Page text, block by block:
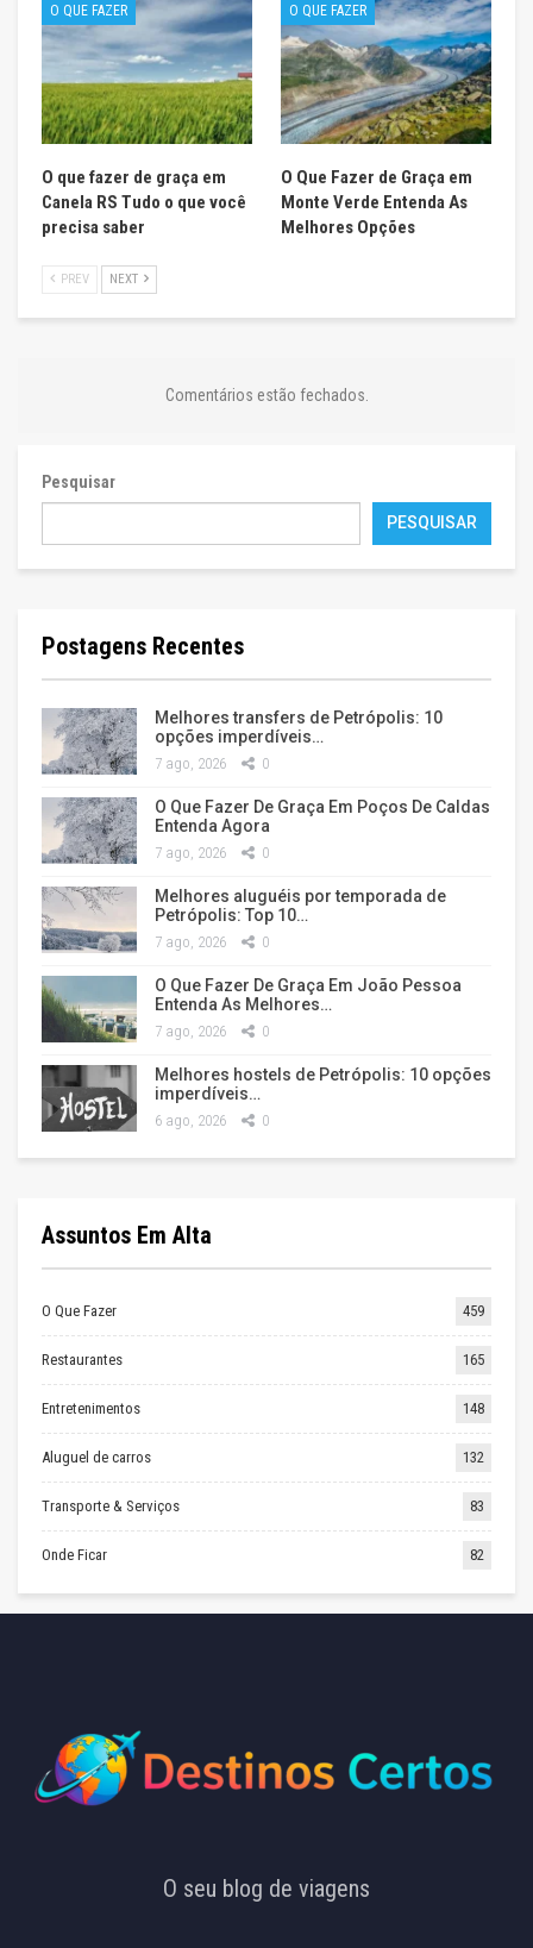
O QUE FAZER
O que fazer de graça em
Canela RS Tudo o que você
precisa saber
O QUE FAZER
O Que Fazer de Graça em
Monte Verde Entenda As
Melhores Opções
PREV NEXT
Comentários estão fechados.
Pesquisar
PESQUISAR
Postagens Recentes
Melhores transfers de Petrópolis: 10
opções imperdíveis…
7 ago, 2026 0
O Que Fazer De Graça Em Poços De Caldas
Entenda Agora
7 ago, 2026 0
Melhores aluguéis por temporada de
Petrópolis: Top 10…
7 ago, 2026 0
O Que Fazer De Graça Em João Pessoa
Entenda As Melhores…
7 ago, 2026 0
Melhores hostels de Petrópolis: 10 opções
imperdíveis…
6 ago, 2026 0
Assuntos Em Alta
O Que Fazer 459
Restaurantes 165
Entretenimentos 148
Aluguel de carros 132
Transporte & Serviços 83
Onde Ficar 82
O seu blog de viagens